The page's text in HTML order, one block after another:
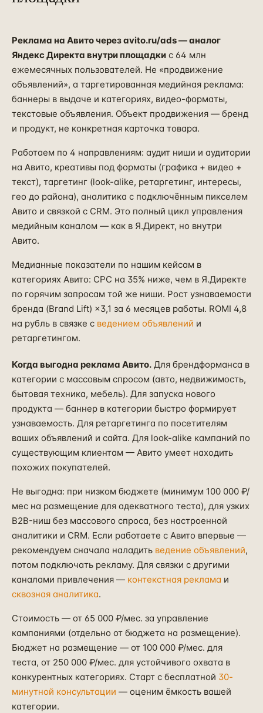
Реклама на Авито через avito.ru/ads — аналог
Яндекс Директа внутри площадки с 64 млн
ежемесячных пользователей. Не «продвижение
объявлений», а таргетированная медийная реклама:
баннеры в выдаче и категориях, видео-форматы,
текстовые объявления. Объект продвижения — бренд
и продукт, не конкретная карточка товара.
Работаем по 4 направлениям: аудит ниши и аудитории
на Авито, креативы под форматы (графика + видео +
текст), таргетинг (look-alike, ретаргетинг, интересы,
гео до района), аналитика с подключённым пикселем
Авито и связкой с CRM. Это полный цикл управления
медийным каналом — как в Я.Директ, но внутри
Авито.
Медианные показатели по нашим кейсам в
категориях Авито: CPC на 35% ниже, чем в Я.Директе
по горячим запросам той же ниши. Рост узнаваемости
бренда (Brand Lift) ×3,1 за 6 месяцев работы. ROMI 4,8
на рубль в связке с ведением объявлений и
ретаргетингом.
Когда выгодна реклама Авито. Для брендформанса в
категории с массовым спросом (авто, недвижимость,
бытовая техника, мебель). Для запуска нового
продукта — баннер в категории быстро формирует
узнаваемость. Для ретаргетинга по посетителям
ваших объявлений и сайта. Для look-alike кампаний по
существующим клиентам — Авито умеет находить
похожих покупателей.
Не выгодна: при низком бюджете (минимум 100 000 ₽/
мес на размещение для адекватного теста), для узких
B2B-ниш без массового спроса, без настроенной
аналитики и CRM. Если работаете с Авито впервые —
рекомендуем сначала наладить ведение объявлений,
потом подключать рекламу. Для связки с другими
каналами привлечения — контекстная реклама и
сквозная аналитика.
Стоимость — от 65 000 ₽/мес. за управление
кампаниями (отдельно от бюджета на размещение).
Бюджет на размещение — от 100 000 ₽/мес. для
теста, от 250 000 ₽/мес. для устойчивого охвата в
конкурентных категориях. Старт с бесплатной 30-
минутной консультации — оценим ёмкость вашей
категории.